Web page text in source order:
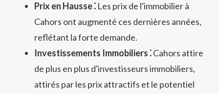
Prix en Hausse ⁚ Les prix de l'immobilier à
Cahors ont augmenté ces dernières années,
reflétant la forte demande.
Investissements Immobiliers ⁚Cahors attire
de plus en plus d'investisseurs immobiliers,
attirés par les prix attractifs et le potentiel